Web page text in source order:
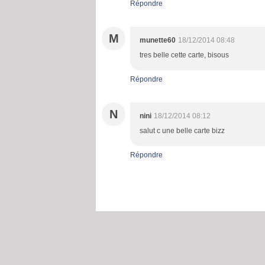
Répondre
M munette60 18/12/2014 08:48
tres belle cette carte, bisous
Répondre
N nini 18/12/2014 08:12
salut c une belle carte bizz
Répondre